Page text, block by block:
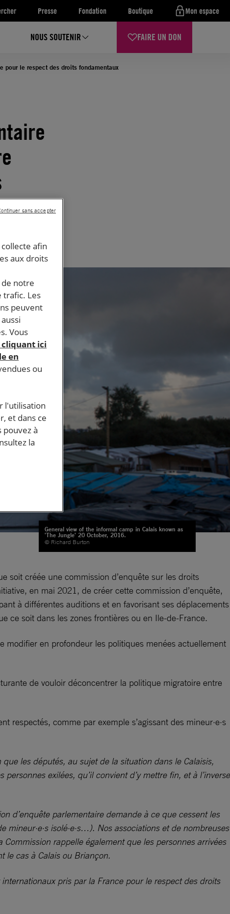
Presse Fondation Boutique Mon espace
NOUS SOUTENIR FAIRE UN DON
pour le respect des droits fondamentaux
General view of the informal camp in Calais known as
'The Jungle' 20 October, 2016.
© Richard Burton
soit créée une commission d’enquête sur les droits
en mai 2021, de créer cette commission d’enquête,
à différentes auditions et en favorisant ses déplacements
ce soit dans les zones frontières ou en Ile-de-France.
modifier en profondeur les politiques menées actuellement
de vouloir déconcentrer la politique migratoire entre
comme par exemple s’agissant des mineur·e·s
que les députés, au sujet de la situation dans le Calaisis,
exilées, qu’il convient d’y mettre fin, et à l’inverse
d’enquête parlementaire demande à ce que cessent les
isolé·e·s…). Nos associations et de nombreuses
rappelle également que les personnes arrivées
le cas à Calais ou Briançon.
pris par la France pour le respect des droits
afin
aux droits
notre
trafic. Les
peuvent
Vous
cliquant ici
en
ou
l'utilisation
et dans ce
pouvez à
la
sans accepter